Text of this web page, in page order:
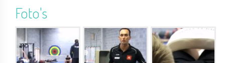
Foto's